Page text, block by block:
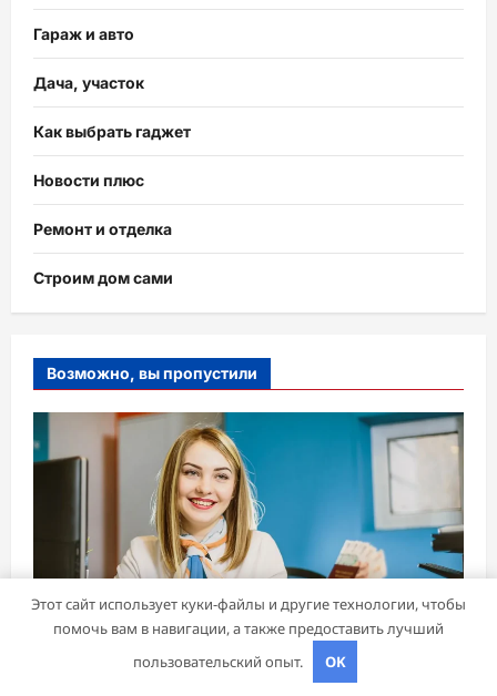
Гараж и авто
Дача, участок
Как выбрать гаджет
Новости плюс
Ремонт и отделка
Строим дом сами
Возможно, вы пропустили
Микрокредиты: возможности и
Этот сайт использует куки-файлы и другие технологии, чтобы
помочь вам в навигации, а также предоставить лучший
пользовательский опыт.
OK